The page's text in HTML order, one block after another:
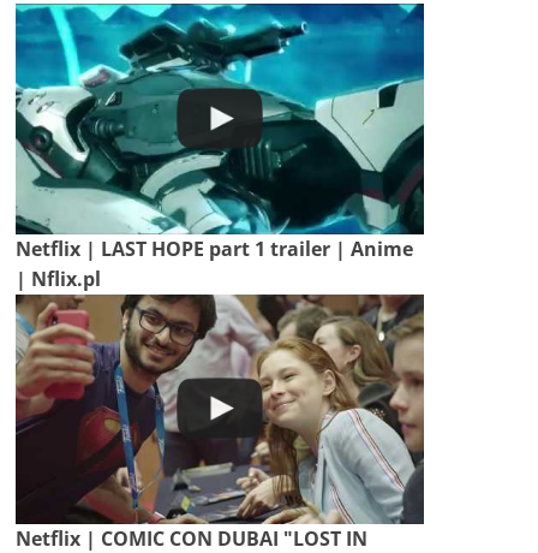
Netflix | LAST HOPE part 1 trailer | Anime
| Nflix.pl
Netflix | COMIC CON DUBAI "LOST IN